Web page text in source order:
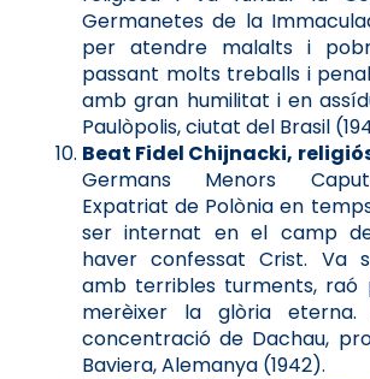
Germanetes de la
per atendre malalts i
passant molts treballs i
amb gran humilitat i en
Paulòpolis, ciutat del Brasil
Beat Fidel Chijnacki,
Germans Menors
Expatriat de Polònia en
ser internat en el camp
haver confessat Crist. Va
amb terribles turments, raó
merèixer la glòria
concentració de Dachau,
Baviera, Alemanya (1942).